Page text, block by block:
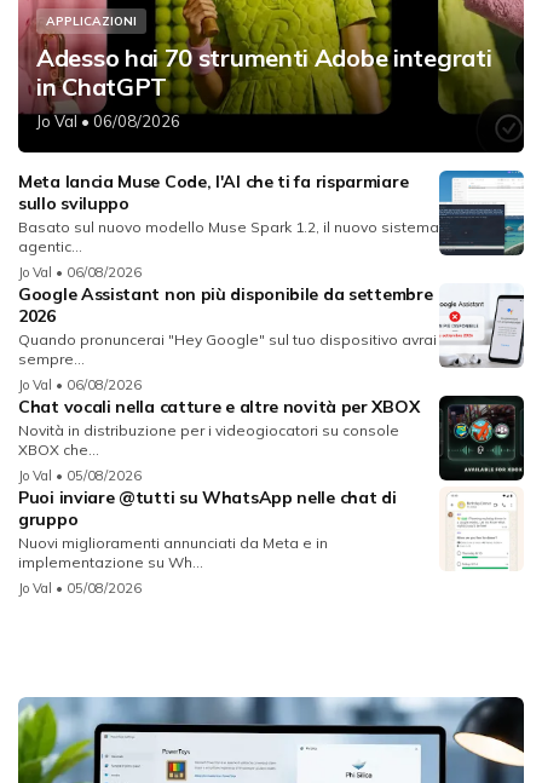
APPLICAZIONI
Adesso hai 70 strumenti Adobe integrati
in ChatGPT
Jo Val • 06/08/2026
Meta lancia Muse Code, l'AI che ti fa risparmiare
sullo sviluppo
Basato sul nuovo modello Muse Spark 1.2, il nuovo sistema
agentic...
Jo Val • 06/08/2026
Google Assistant non più disponibile da settembre
2026
Quando pronuncerai "Hey Google" sul tuo dispositivo avrai
sempre...
Jo Val • 06/08/2026
Chat vocali nella catture e altre novità per XBOX
Novità in distribuzione per i videogiocatori su console
XBOX che...
Jo Val • 05/08/2026
Puoi inviare @tutti su WhatsApp nelle chat di
gruppo
Nuovi miglioramenti annunciati da Meta e in
implementazione su Wh...
Jo Val • 05/08/2026